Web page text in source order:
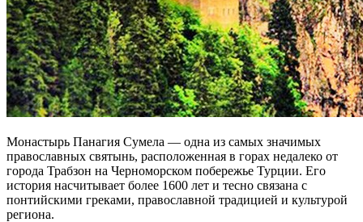
Монастырь Панагия Сумела — одна из самых значимых
православных святынь, расположенная в горах недалеко от
города Трабзон на Черноморском побережье Турции. Его
история насчитывает более 1600 лет и тесно связана с
понтийскими греками, православной традицией и культурой
региона.